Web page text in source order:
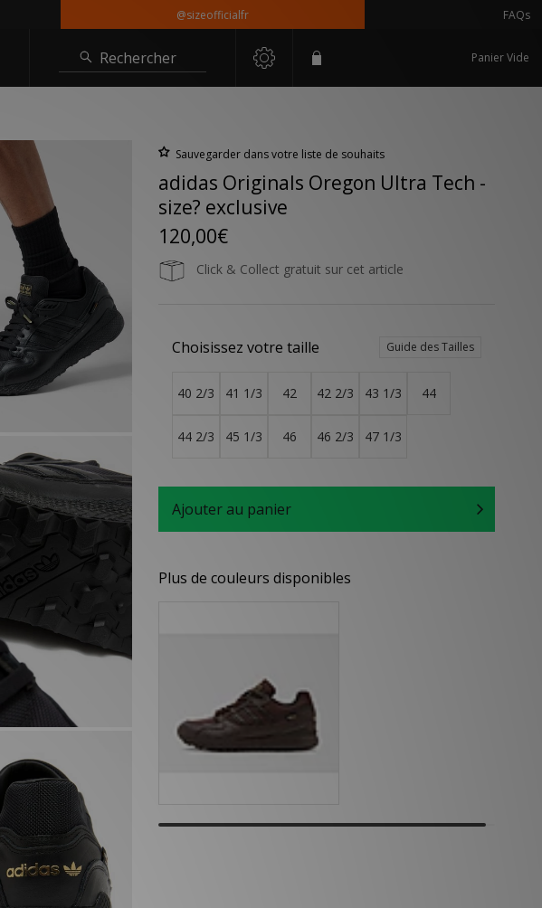
@sizeofficialfr
Rechercher Panier Vide
Sauvegarder dans votre liste de souhaits
adidas Originals Oregon Ultra Tech -
size? exclusive
120,00€
Click & Collect gratuit sur cet article
Choisissez votre taille Guide des Tailles
40 2/3 41 1/3 42 42 2/3 43 1/3 44
44 2/3 45 1/3 46 46 2/3 47 1/3
Ajouter au panier
Plus de couleurs disponibles